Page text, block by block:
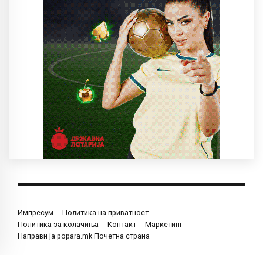
Импресум
Политика на приватност
Политика за колачиња
Контакт
Маркетинг
Направи ја popara.mk Почетна страна